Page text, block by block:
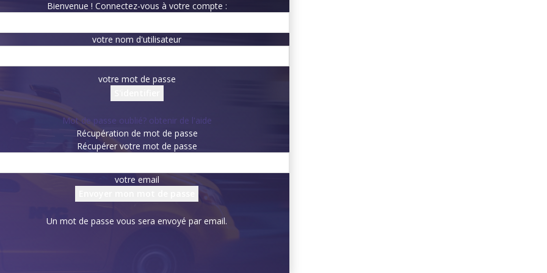
Bienvenue ! Connectez-vous à votre compte :
votre nom d'utilisateur
votre mot de passe
Mot de passe oublié? obtenir de l'aide
Récupération de mot de passe
Récupérer votre mot de passe
votre email
Un mot de passe vous sera envoyé par email.